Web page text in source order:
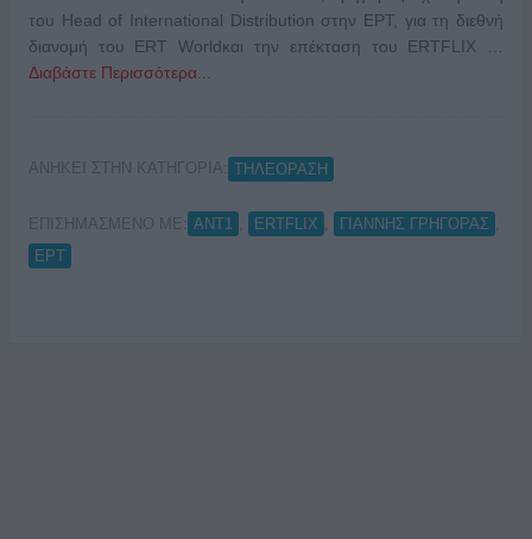
του Head of International Distribution στην ΕΡΤ, για τη διεθνή
διανομή του ERT Worldκαι την επέκταση του ERTFLIX …
Διαβάστε Περισσότερα...
ΑΝΗΚΕΙ ΣΤΗΝ ΚΑΤΗΓΟΡΙΑ: ΤΗΛΕΟΡΑΣΗ
ΕΠΙΣΗΜΑΣΜΕΝΟ ΜΕ: ANT1 ERTFLIX ΓΙΑΝΝΗΣ ΓΡΗΓΟΡΑΣ
ΕΡΤ